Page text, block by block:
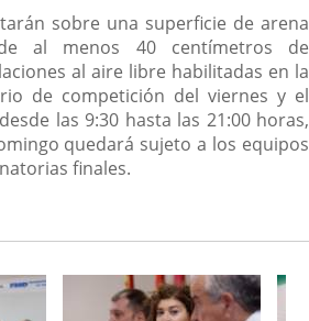
sobre una superficie de arena
al menos 40 centímetros de
al aire libre habilitadas en la
de competición del viernes y el
las 9:30 hasta las 21:00 horas,
quedará sujeto a los equipos
finales.